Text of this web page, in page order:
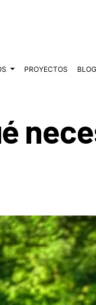
PROYECTOS BLOG